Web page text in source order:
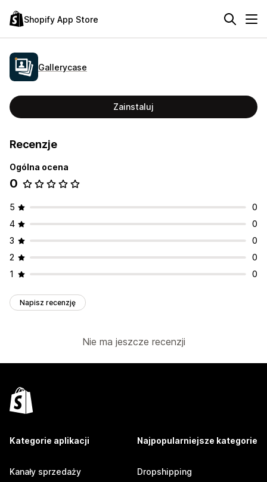
Shopify App Store
Gallerycase
Zainstaluj
Recenzje
Ogólna ocena
0
5
0
4
0
3
0
2
0
1
0
Napisz recenzję
Nie ma jeszcze recenzji
Kategorie aplikacji
Kanały sprzedaży
Najpopularniejsze kategorie
Dropshipping